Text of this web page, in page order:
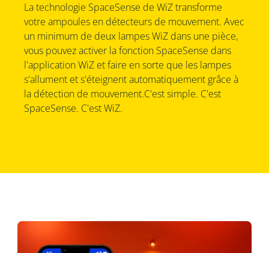
La technologie SpaceSense de WiZ transforme
votre ampoules en détecteurs de mouvement. Avec
un minimum de deux lampes WiZ dans une pièce,
vous pouvez activer la fonction SpaceSense dans
l'application WiZ et faire en sorte que les lampes
s'allument et s'éteignent automatiquement grâce à
la détection de mouvement.C'est simple. C'est
SpaceSense. C'est WiZ.